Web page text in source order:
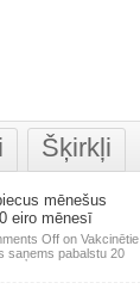
Šķirkļi
mēnešus
eiro mēnesī
Offon Vakcinētie
saņems pabalstu 20